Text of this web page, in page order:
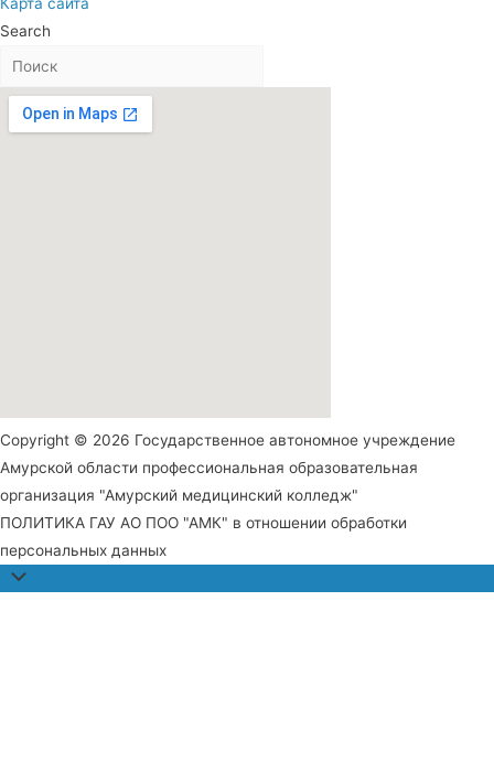
Search
Copyright © 2026 Государственное автономное учреждение
Амурской области профессиональная образовательная
организация "Амурский медицинский колледж"
ПОЛИТИКА ГАУ АО ПОО "АМК" в отношении обработки
персональных данных
Прокрутить